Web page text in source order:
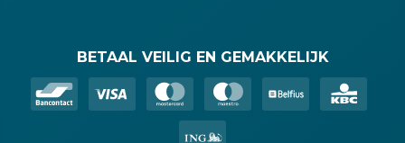
BETAAL VEILIG EN GEMAKKELIJK